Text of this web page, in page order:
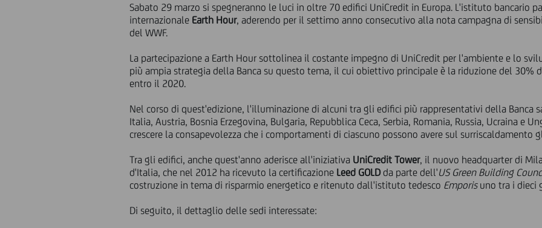
Sabato 29 marzo si spegneranno le luci in oltre 70 edifici UniCredit in Europa. L'istituto bancario
internazionale Earth Hour, aderendo per il settimo anno consecutivo alla nota campagna di
del WWF.
La partecipazione a Earth Hour sottolinea il costante impegno di UniCredit per l'ambiente e lo
più ampia strategia della Banca su questo tema, il cui obiettivo principale è la riduzione del 30%
entro il 2020.
Nel corso di quest'edizione, l'illuminazione di alcuni tra gli edifici più rappresentativi della Banca
Italia, Austria, Bosnia Erzegovina, Bulgaria, Repubblica Ceca, Serbia, Romania, Russia, Ucraina e
crescere la consapevolezza che i comportamenti di ciascuno possono avere sul surriscaldamento
Tra gli edifici, anche quest'anno aderisce all'iniziativa UniCredit Tower, il nuovo headquarter di
d'Italia, che nel 2012 ha ricevuto la certificazione Leed GOLDda parte dell'US Green Building
costruzione in tema di risparmio energetico e ritenuto dall'istituto tedesco Emporis uno tra i dieci
Di seguito, il dettaglio delle sedi interessate: